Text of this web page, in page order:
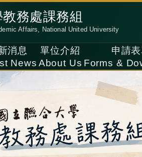
務處課務組
Affairs, National United University
消息
News
單位介紹
About Us
申請
Forms &